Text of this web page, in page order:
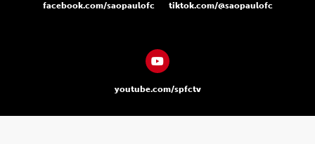
facebook.com/saopaulofc tiktok.com/@saopaulofc
youtube.com/spfctv